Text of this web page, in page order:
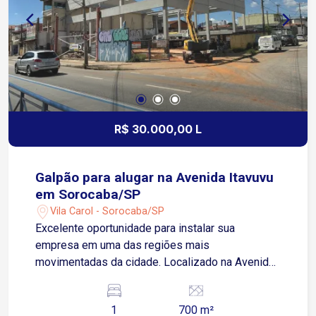
deste ponto comercial.
R$ 30.000,00 L
Galpão para alugar na Avenida Itavuvu
em Sorocaba/SP
Vila Carol - Sorocaba/SP
Excelente oportunidade para instalar sua
empresa em uma das regiões mais
movimentadas da cidade. Localizado na Avenida
de veículos e pedestres, proporcionando alta
visibilidade para o seu negócio. Diferenciais do
1 700 m²